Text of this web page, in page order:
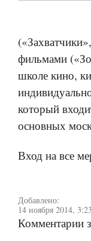
фильмами
школе кино,
который
основных
Вход на все
Добавлено:
14 ноября 2014, 3:23
Комментарии